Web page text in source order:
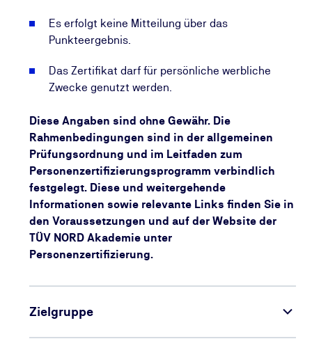
Es erfolgt keine Mitteilung über das
Punkteergebnis.
Das Zertifikat darf für persönliche werbliche
Zwecke genutzt werden.
Diese Angaben sind ohne Gewähr. Die
Rahmenbedingungen sind in der allgemeinen
Prüfungsordnung und im Leitfaden zum
Personenzertifizierungsprogramm verbindlich
festgelegt. Diese und weitergehende
Informationen sowie relevante Links finden Sie in
den Voraussetzungen und auf der Website der
TÜV NORD Akademie unter
Personenzertifizierung.
Zielgruppe